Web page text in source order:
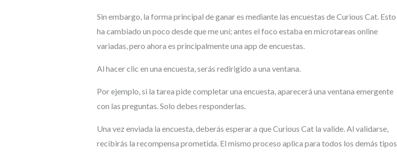
Sin embargo, la forma principal de ganar es mediante las encuestas de Curious Cat. Esto
ha cambiado un poco desde que me uní; antes el foco estaba en microtareas online
variadas, pero ahora es principalmente una app de encuestas.
Al hacer clic en una encuesta, serás redirigido a una ventana.
Por ejemplo, si la tarea pide completar una encuesta, aparecerá una ventana emergente
con las preguntas. Solo debes responderlas.
Una vez enviada la encuesta, deberás esperar a que Curious Cat la valide. Al validarse,
recibirás la recompensa prometida. El mismo proceso aplica para todos los demás tipos